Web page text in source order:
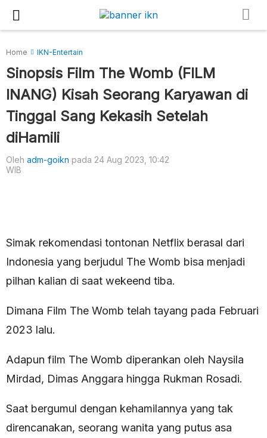
Home IKN-Entertain
Sinopsis Film The Womb (FILM
INANG) Kisah Seorang Karyawan di
Tinggal Sang Kekasih Setelah
diHamili
Oleh adm-goikn pada 24 Aug 2023, 10:42
WIB
Simak rekomendasi tontonan Netflix berasal dari
Indonesia yang berjudul The Womb bisa menjadi
pilhan kalian di saat wekeend tiba.
Dimana Film The Womb telah tayang pada Februari
2023 lalu.
Adapun film The Womb diperankan oleh Naysila
Mirdad, Dimas Anggara hingga Rukman Rosadi.
Saat bergumul dengan kehamilannya yang tak
direncanakan, seorang wanita yang putus asa